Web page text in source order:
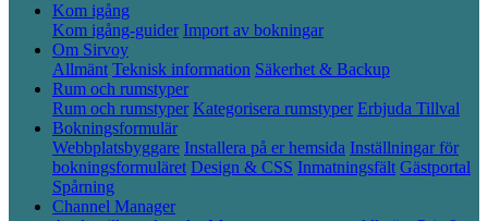
Kom igång
Kom igång-guider Import av bokningar
Om Sirvoy
Allmänt Teknisk information Säkerhet & Backup
Rum och rumstyper
Rum och rumstyper Kategorisera rumstyper Erbjuda Tillval
Bokningsformulär
Webbplatsbyggare Installera på er hemsida Inställningar för
bokningsformuläret Design & CSS Inmatningsfält Gästportal
Spårning
Channel Manager